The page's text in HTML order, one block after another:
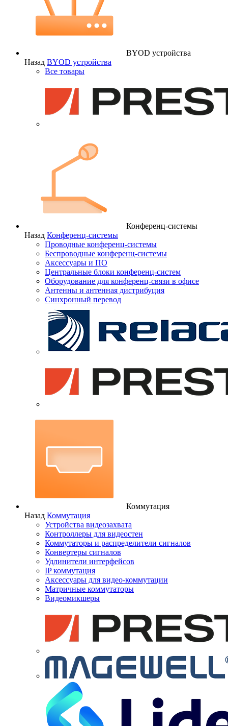
BYOD устройства
Назад BYOD устройства
Все товары
Конференц-системы
Назад Конференц-системы
Проводные конференц-системы
Беспроводные конференц-системы
Аксессуары и ПО
Центральные блоки конференц-систем
Оборудование для конференц-связи в офисе
Антенны и антенная дистрибуция
Синхронный перевод
Коммутация
Назад Коммутация
Устройства видеозахвата
Контроллеры для видеостен
Коммутаторы и распределители сигналов
Конвертеры сигналов
Удлинители интерфейсов
IP коммутация
Аксессуары для видео-коммутации
Матричные коммутаторы
Видеомикшеры